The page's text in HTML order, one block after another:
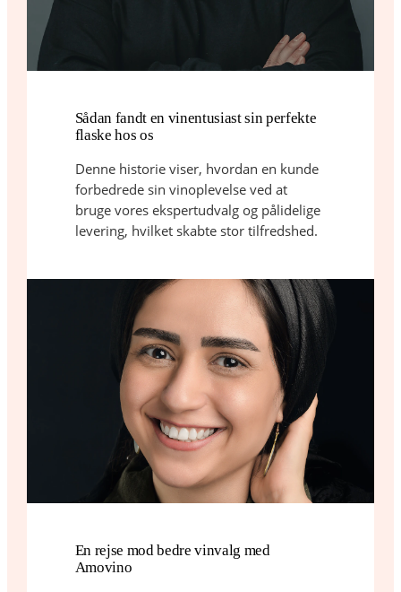
Sådan fandt en vinentusiast sin perfekte
flaske hos os
Denne historie viser, hvordan en kunde
forbedrede sin vinoplevelse ved at
bruge vores ekspertudvalg og pålidelige
levering, hvilket skabte stor tilfredshed.
En rejse mod bedre vinvalg med
Amovino